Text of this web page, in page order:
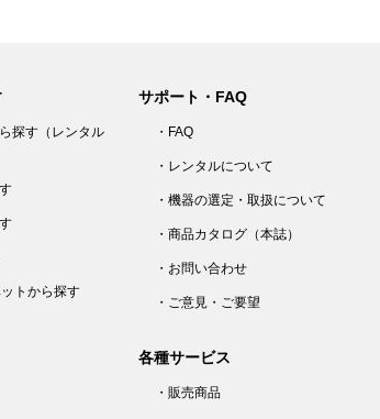
探す（レンタル
トから探す
サポート・FAQ
・FAQ
・レンタルについて
・機器の選定・取扱について
・商品カタログ（本誌）
・お問い合わせ
・ご意見・ご要望
各種サービス
・販売商品